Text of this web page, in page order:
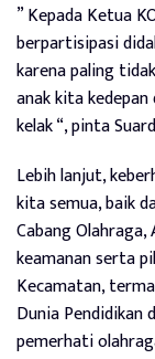
” Kepada Ketua
berpartisipasi
karena paling
anak kita
kelak “, pinta
Lebih lanjut,
kita semua, baik
Cabang
keamanan serta
Kecamatan,
Dunia Pendidikan
pemerhati